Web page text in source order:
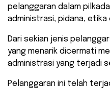
pelanggaran dalam
administrasi, pidana, etika
Dari sekian jenis
yang menarik dicermati
administrasi yang terjadi
Pelanggaran ini telah